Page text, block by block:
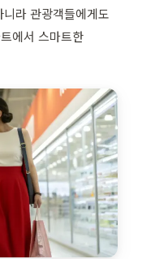
라 관광객들에게도
에서 스마트한